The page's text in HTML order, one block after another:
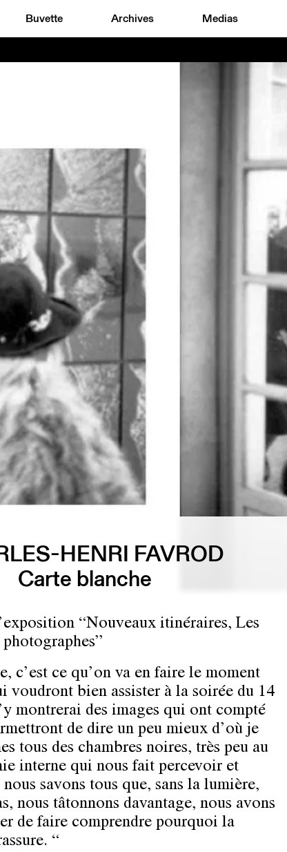
Buvette Archives Medias
HENRI FAVROD
Carte blanche
“Nouveaux itinéraires, Les
c’est ce qu’on va en faire le moment
voudront bien assister à la soirée du 14
montrerai des images qui ont compté
de dire un peu mieux d’où je
tous des chambres noires, très peu au
interne qui nous fait percevoir et
savons tous que, sans la lumière,
nous tâtonnons davantage, nous avons
de faire comprendre pourquoi la
“